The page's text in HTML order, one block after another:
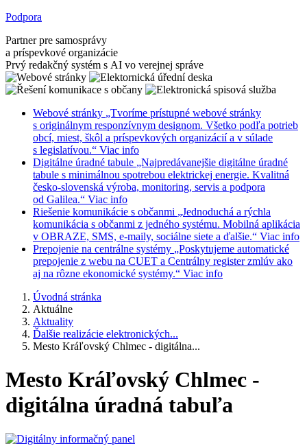
Podpora
Partner pre samosprávy
a príspevkové organizácie
Prvý redakčný systém s AI vo verejnej správe
Webové stránky „Tvoríme prístupné webové stránky
s originálnym responzívnym designom. Všetko podľa potrieb
obcí, miest, škôl a príspevkových organizácií a v súlade
s legislatívou.“ Viac info
Digitálne úradné tabule „Najpredávanejšie digitálne úradné
tabule s minimálnou spotrebou elektrickej energie. Kvalitná
česko-slovenská výroba, monitoring, servis a podpora
od Galilea.“ Viac info
Riešenie komunikácie s občanmi „Jednoduchá a rýchla
komunikácia s občanmi z jedného systému. Mobilná aplikácia
v OBRAZE, SMS, e-maily, sociálne siete a ďalšie.“ Viac info
Prepojenie na centrálne systémy „Poskytujeme automatické
prepojenie z webu na CUET a Centrálny register zmlúv ako
aj na rôzne ekonomické systémy.“ Viac info
Úvodná stránka
Aktuálne
Aktuality
Ďalšie realizácie elektronických...
Mesto Kráľovský Chlmec - digitálna...
Mesto Kráľovský Chlmec -
digitálna úradná tabuľa